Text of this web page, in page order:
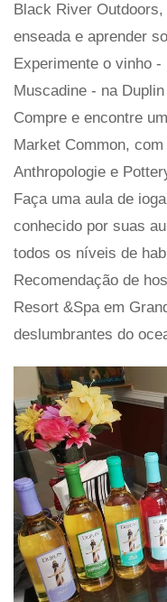
Black River
enseada e aprender
Experimente o vinho
Muscadine - na
Compre e encontre
Market Common,
Anthropologie e
Faça uma aula de
conhecido por suas
todos os níveis de
Recomendação de
Resort &Spa em
deslumbrantes do